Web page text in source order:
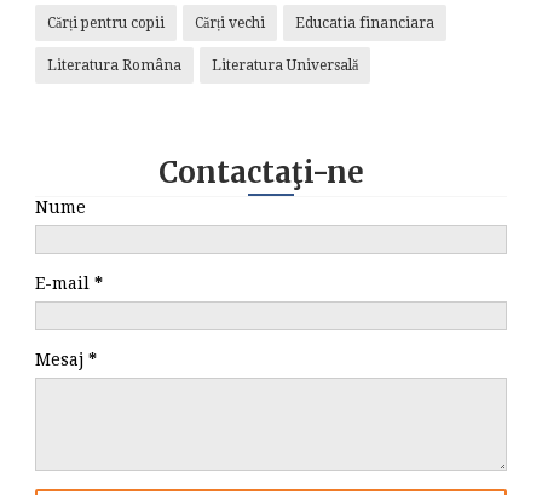
Cărți pentru copii Cărți vechi Educatia financiara
Literatura Româna Literatura Universală
Contactaţi-ne
Nume
E-mail *
Mesaj *